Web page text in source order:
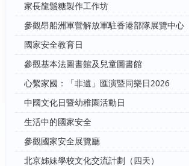
家長龍鬚糖製作工作坊
參觀昂船洲軍營解放軍駐香港部隊展覽中心
國家安全教育日
參觀基本法圖書館及兒童圖書館
心繫家國：「非遺」匯演暨同樂日2026
中國文化日暨幼稚園活動日
生活中的國家安全
參觀國家安全展覽廳
北京姊妹學校文化交流計劃（四天）